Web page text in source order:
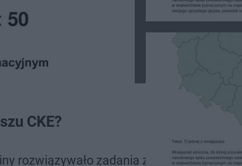
CKE?
rozwiązywało zadania z arkusza